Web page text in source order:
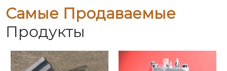
Самые Продаваемые
Продукты